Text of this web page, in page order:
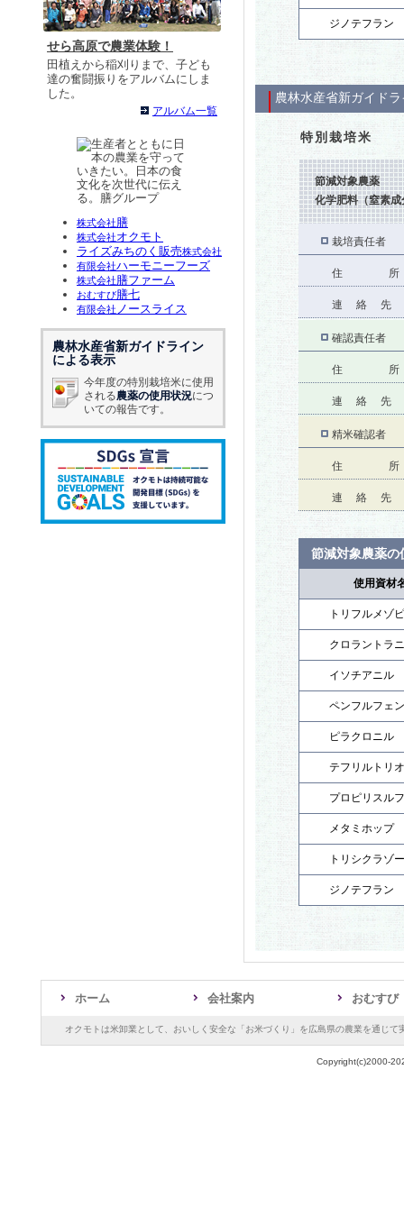
ジノテフラン
農林水産省新ガイド
特別栽培米
節減対象農薬
化学肥料（窒素成
栽培責任者
住 所
連 絡 先
確認責任者
住 所
連 絡 先
精米確認者
住 所
連 絡 先
節減対象農薬の
使用資材
トリフルメゾ
クロラントラ
イソチアニル
ペンフルフェン
ピラクロニル
テフリルトリ
プロピリスル
メタミホップ
トリシクラゾ
ジノテフラン
せら高原で農業体験！
田植えから稲刈りまで、子ども
達の奮闘振りをアルバムにしま
した。
アルバム一覧
株式会社膳
株式会社オクモト
ライズみちのく販売株式会社
有限会社ハーモニーフーズ
株式会社膳ファーム
おむすび膳七
有限会社 ノースライス
農林水産省新ガイドライン
による表示
今年度の特別栽培米に使用
される農薬の使用状況につ
いての報告です。
ホーム 会社案内 おむす
オクモトは米卸業として、おいしく安全な「お米づくり」を広島県の農業を通じて
Copyright(c)2000-